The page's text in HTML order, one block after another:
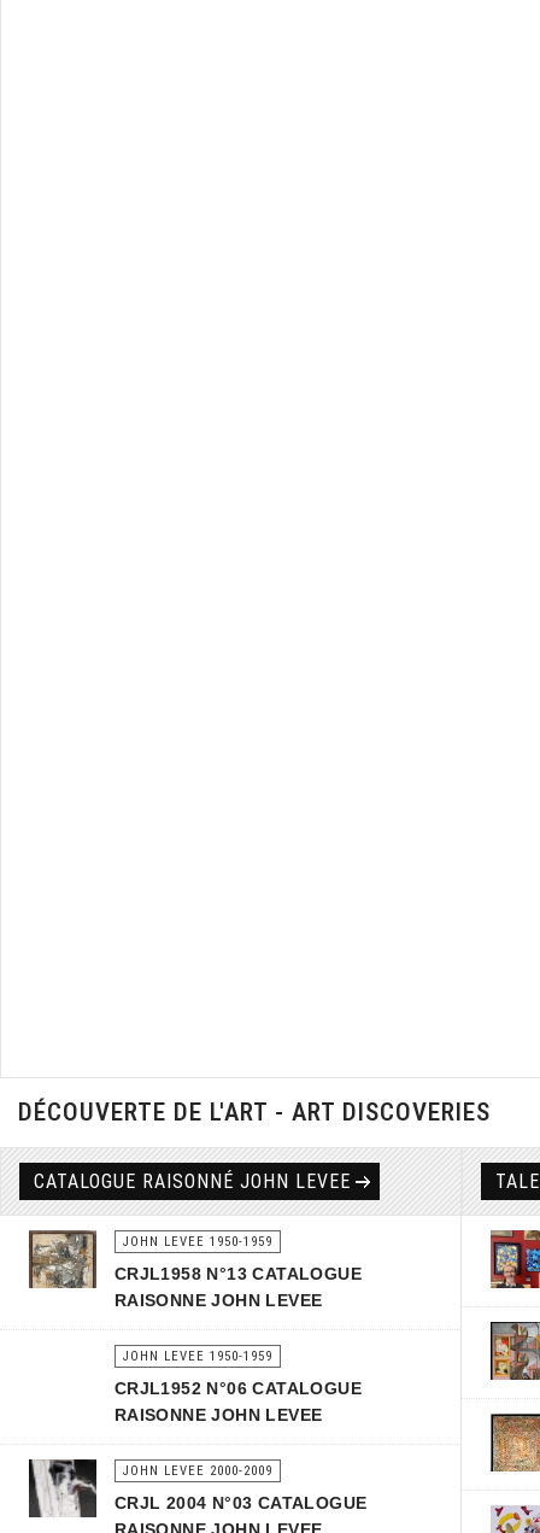
DÉCOUVERTE DE L'ART - ART DISCOVERIES
CATALOGUE RAISONNÉ JOHN LEVEE
JOHN LEVEE 1950-1959
CRJL1958 N°13 CATALOGUE
RAISONNE JOHN LEVEE
JOHN LEVEE 1950-1959
CRJL1952 N°06 CATALOGUE
RAISONNE JOHN LEVEE
JOHN LEVEE 2000-2009
CRJL 2004 N°03 CATALOGUE